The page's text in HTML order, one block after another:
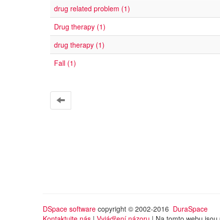
drug related problem (1)
Drug therapy (1)
drug therapy (1)
Fall (1)
DSpace software copyright © 2002-2016 DuraSpace